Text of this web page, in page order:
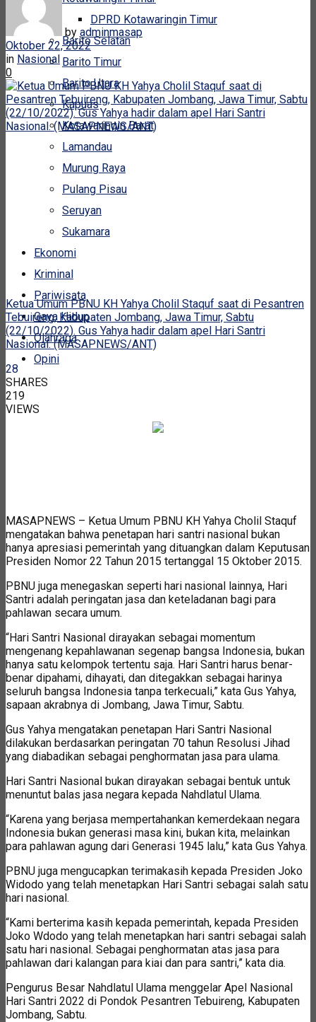
DPRD Kotawaringin Timur
Barito Selatan
Barito Timur
Barito Utara
Kapuas
Kotawaringin Barat
Lamandau
Murung Raya
Pulang Pisau
Seruyan
Sukamara
Ekonomi
Kriminal
Pariwisata
Gaya Hidup
Olahraga
Opini
by adminmasap
Oktober 22, 2022
in Nasional
0
Ketua Umum PBNU KH Yahya Cholil Staquf saat di Pesantren
Tebuireng, Kabupaten Jombang, Jawa Timur, Sabtu
(22/10/2022). Gus Yahya hadir dalam apel Hari Santri
Nasional. (MASAPNEWS/ANT)
28
SHARES
219
VIEWS
MASAPNEWS – Ketua Umum PBNU KH Yahya Cholil Staquf
mengatakan bahwa penetapan hari santri nasional bukan
hanya apresiasi pemerintah yang dituangkan dalam Keputusan
Presiden Nomor 22 Tahun 2015 tertanggal 15 Oktober 2015.
PBNU juga menegaskan seperti hari nasional lainnya, Hari
Santri adalah peringatan jasa dan keteladanan bagi para
pahlawan secara umum.
“Hari Santri Nasional dirayakan sebagai momentum
mengenang kepahlawanan segenap bangsa Indonesia, bukan
hanya satu kelompok tertentu saja. Hari Santri harus benar-
benar dipahami, dihayati, dan ditegakkan sebagai harinya
seluruh bangsa Indonesia tanpa terkecuali,” kata Gus Yahya,
sapaan akrabnya di Jombang, Jawa Timur, Sabtu.
Gus Yahya mengatakan penetapan Hari Santri Nasional
dilakukan berdasarkan peringatan 70 tahun Resolusi Jihad
yang diabadikan sebagai penghormatan jasa para ulama.
Hari Santri Nasional bukan dirayakan sebagai bentuk untuk
menuntut balas jasa negara kepada Nahdlatul Ulama.
“Karena yang berjasa mempertahankan kemerdekaan negara
Indonesia bukan generasi masa kini, bukan kita, melainkan
para pahlawan agung dari Generasi 1945 lalu,” kata Gus Yahya.
PBNU juga mengucapkan terimakasih kepada Presiden Joko
Widodo yang telah menetapkan Hari Santri sebagai salah satu
hari nasional.
“Kami berterima kasih kepada pemerintah, kepada Presiden
Joko Wdodo yang telah menetapkan hari santri sebagai salah
satu hari nasional. Sebagai penghormatan atas jasa para
pahlawan dari kalangan para kiai dan para santri,” kata dia.
Pengurus Besar Nahdlatul Ulama menggelar Apel Nasional
Hari Santri 2022 di Pondok Pesantren Tebuireng, Kabupaten
Jombang, Sabtu.